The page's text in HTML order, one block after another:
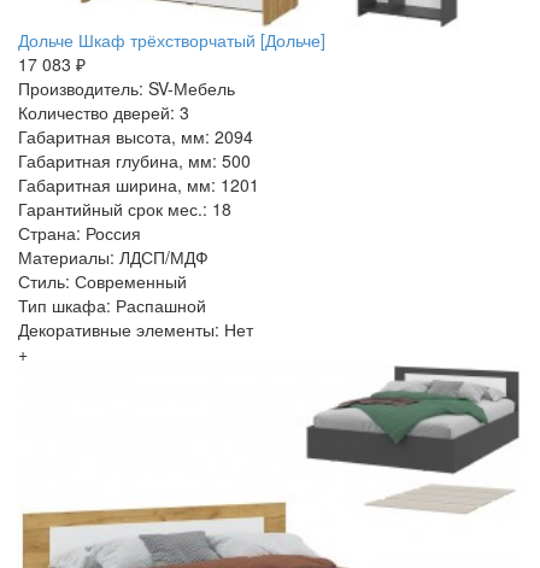
Дольче Шкаф трёхстворчатый [Дольче]
17 083 ₽
Производитель: SV-Мебель
Количество дверей: 3
Габаритная высота, мм: 2094
Габаритная глубина, мм: 500
Габаритная ширина, мм: 1201
Гарантийный срок мес.: 18
Страна: Россия
Материалы: ЛДСП/МДФ
Стиль: Современный
Тип шкафа: Распашной
Декоративные элементы: Нет
+